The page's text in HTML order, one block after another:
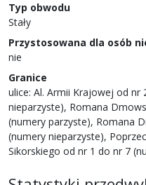
Typ obwodu
Stały
Przystosowana dla osób
nie
Granice
ulice: Al. Armii Krajowej od nr
nieparzyste), Romana
(numery parzyste), Romana
(numery nieparzyste),
Sikorskiego od nr 1 do nr 7